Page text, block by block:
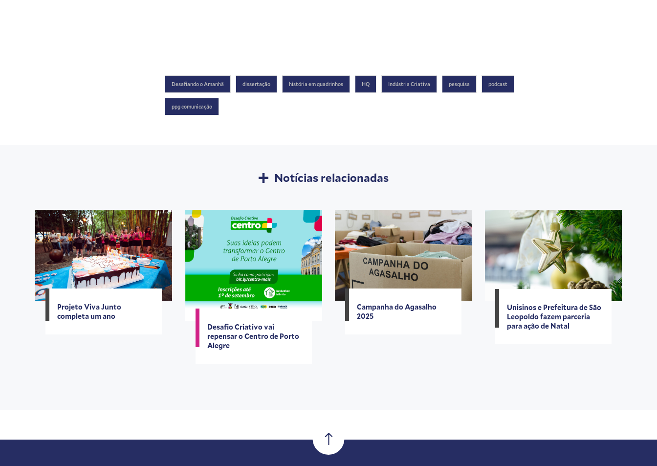
Desafiando o Amanhã dissertação história em quadrinhos HQ Indústria Criativa pesquisa podcast
ppg comunicação
Notícias relacionadas
Projeto Viva Junto
completa um ano
Desafio Criativo vai
repensar o Centro de Porto
Alegre
Campanha do Agasalho
2025
Unisinos e Prefeitura de São
Leopoldo fazem parceria
para ação de Natal